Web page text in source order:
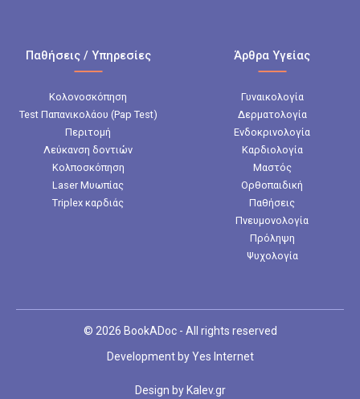
Παθήσεις / Υπηρεσίες
Κολονοσκόπηση
Test Παπανικολάου (Pap Test)
Περιτομή
Λεύκανση δοντιών
Κολποσκόπηση
Laser Μυωπίας
Triplex καρδιάς
Άρθρα Υγείας
Γυναικολογία
Δερματολογία
Ενδοκρινολογία
Καρδιολογία
Μαστός
Ορθοπαιδική
Παθήσεις
Πνευμονολογία
Πρόληψη
Ψυχολογία
© 2026 BookADoc - All rights reserved
Development byYes Internet
Design by Kalev.gr